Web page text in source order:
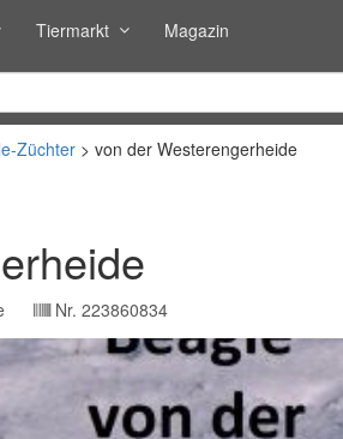
Tiermarkt Magazin
Züchter
von der Westerengerheide
Nr. 223860834